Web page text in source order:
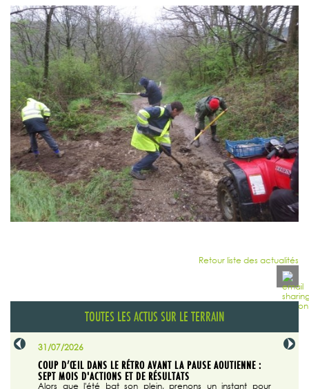
Retour liste des actualités
TOUTES LES ACTUS SUR LE TERRAIN
31/07/2026
COUP D’ŒIL DANS LE RÉTRO AVANT LA PAUSE AOUTIENNE :
SEPT MOIS D'ACTIONS ET DE RÉSULTATS
Alors que l'été bat son plein, prenons un instant pour
29/07/